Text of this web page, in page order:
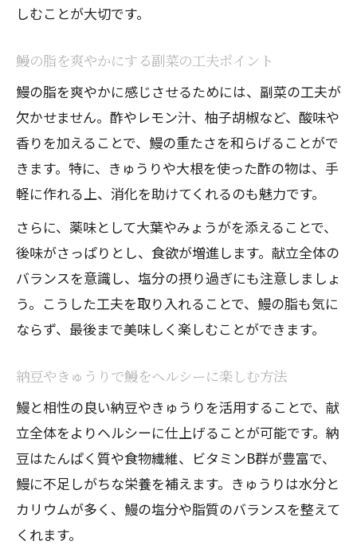
しむことが大切です。
鰻の脂を爽やかにする副菜の工夫ポイント
鰻の脂を爽やかに感じさせるためには、副菜の工夫が
欠かせません。酢やレモン汁、柚子胡椒など、酸味や
香りを加えることで、鰻の重たさを和らげることがで
きます。特に、きゅうりや大根を使った酢の物は、手
軽に作れる上、消化を助けてくれるのも魅力です。
さらに、薬味として大葉やみょうがを添えることで、
後味がさっぱりとし、食欲が増進します。献立全体の
バランスを意識し、塩分の摂り過ぎにも注意しましょ
う。こうした工夫を取り入れることで、鰻の脂も気に
ならず、最後まで美味しく楽しむことができます。
納豆やきゅうりで鰻をヘルシーに楽しむ方法
鰻と相性の良い納豆やきゅうりを活用することで、献
立全体をよりヘルシーに仕上げることが可能です。納
豆はたんぱく質や食物繊維、ビタミンB群が豊富で、
鰻に不足しがちな栄養を補えます。きゅうりは水分と
カリウムが多く、鰻の塩分や脂質のバランスを整えて
くれます。